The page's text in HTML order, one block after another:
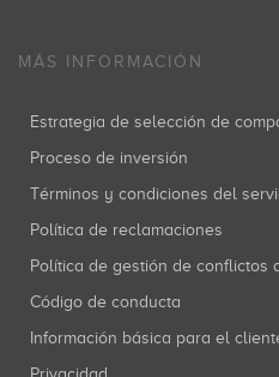
MÁS INFORMACIÓN
Estrategia de selección de
Proceso de inversión
Términos y condiciones del
Política de reclamaciones
Política de gestión de conflictos
Código de conducta
Información básica para el